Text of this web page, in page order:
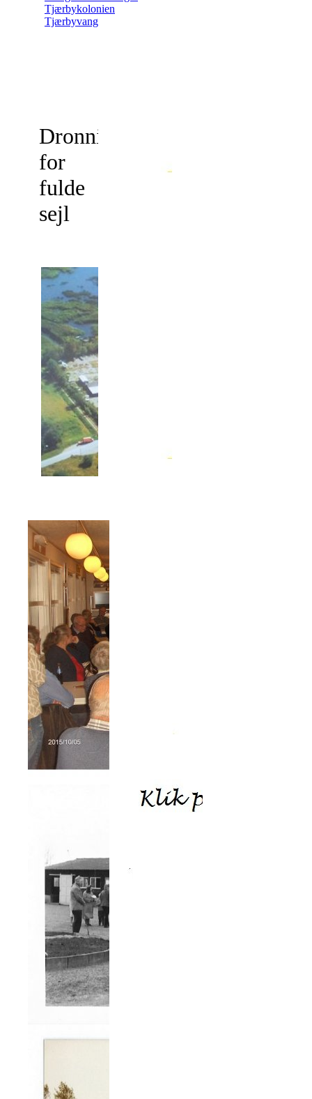
Tjærbykolonien
Tjærbyvang
Dronningborg
for
fulde
sejl